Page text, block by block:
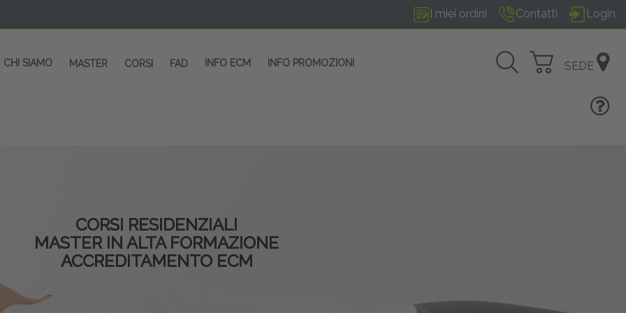
I miei ordini Contatti Login
CHI SIAMO MASTER CORSI FAD INFO ECM INFO PROMOZIONI SEDE
CORSI RESIDENZIALI
MASTER IN ALTA FORMAZIONE
ACCREDITAMENTO ECM